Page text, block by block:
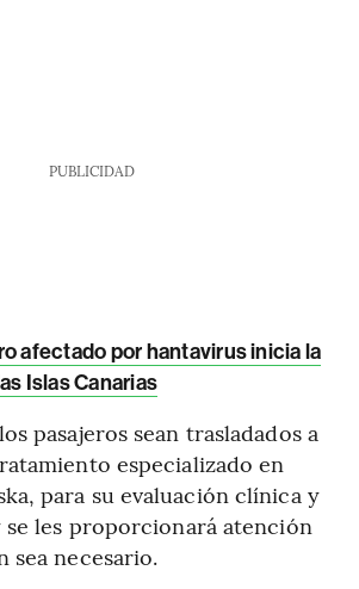
PUBLICIDAD
afectado por hantavirus inicia la
Islas Canarias
pasajeros sean trasladados a
especializado en
para su evaluación clínica y
les proporcionará atención
sea necesario.